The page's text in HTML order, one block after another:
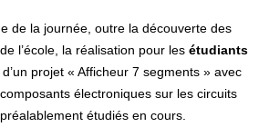
de la journée, outre la découverte des
l’école, la réalisation pour les étudiants
projet « Afficheur 7 segments » avec
électroniques sur les circuits
étudiés en cours.